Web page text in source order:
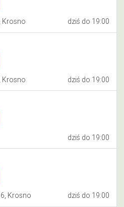
Krosno dziś do 19:00
Krosno dziś do 19:00
dziś do 19:00
Krosno dziś do 19:00